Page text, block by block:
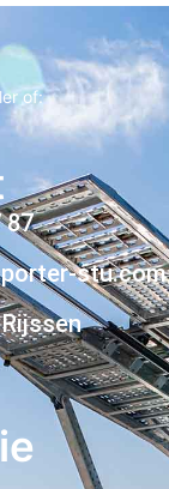
of:
87
stu.com